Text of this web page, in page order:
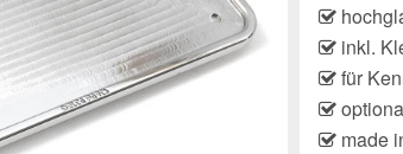
inkl.
für
made